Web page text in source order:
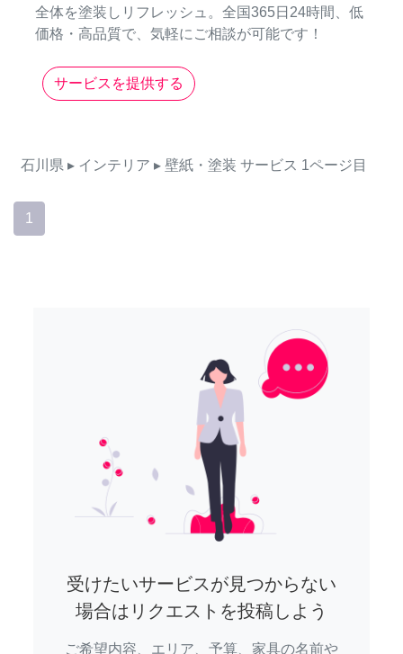
全体を塗装しリフレッシュ。全国365日24時間、低
価格・高品質で、気軽にご相談が可能です！
サービスを提供する
石川県 ▸ インテリア ▸ 壁紙・塗装 サービス 1ページ目
1
受けたいサービスが見つからない
場合はリクエストを投稿しよう
ご希望内容、エリア、予算、家具の名前や